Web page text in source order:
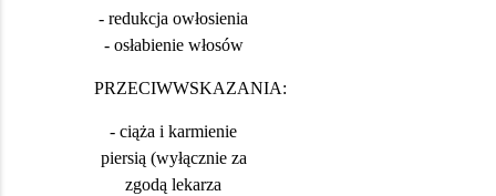
- redukcja owłosienia
- osłabienie włosów
PRZECIWWSKAZANIA:
- ciąża i karmienie
piersią (wyłącznie za
zgodą lekarza